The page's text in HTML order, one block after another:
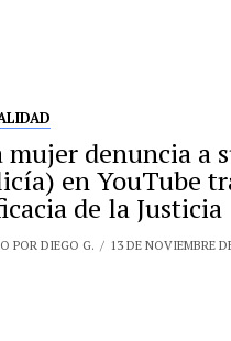
mujer denuncia a
en YouTube
de la Justicia
POR DIEGO G. 13 DE NOVIEMBRE